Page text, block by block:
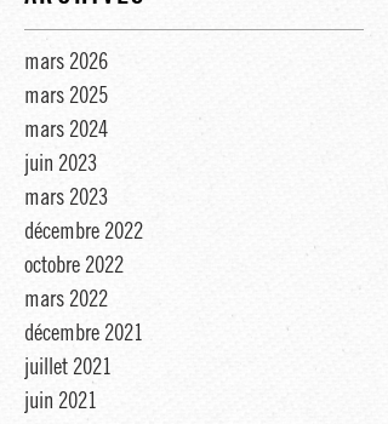
mars 2026
mars 2025
mars 2024
juin 2023
mars 2023
décembre 2022
octobre 2022
mars 2022
décembre 2021
juillet 2021
juin 2021